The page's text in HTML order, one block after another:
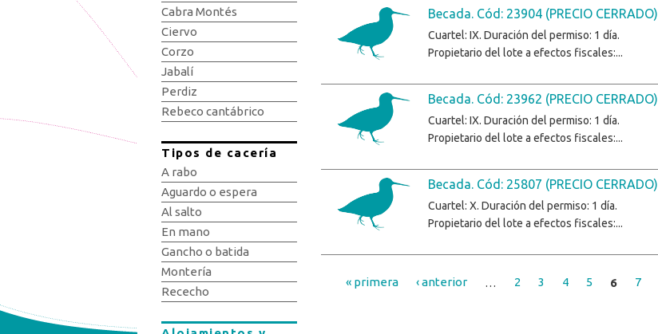
Becada. Cód: 23904 (PRECIO CERRADO)
Cuartel: IX. Duración del permiso: 1 día.
Propietario del lote a efectos fiscales:...
Becada. Cód: 23962 (PRECIO CERRADO)
Cuartel: IX. Duración del permiso: 1 día.
Propietario del lote a efectos fiscales:...
Becada. Cód: 25807 (PRECIO CERRADO)
Cuartel: X. Duración del permiso: 1 día.
Propietario del lote a efectos fiscales:...
Páginas
« primera ‹ anterior 2 3 4 5 6 7
Cabra Montés
Ciervo
Corzo
Jabalí
Perdiz
Rebeco cantábrico
Tipos de cacería
A rabo
Aguardo o espera
Al salto
En mano
Gancho o batida
Montería
Rececho